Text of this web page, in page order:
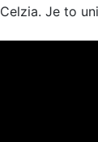
Celzia. Je to